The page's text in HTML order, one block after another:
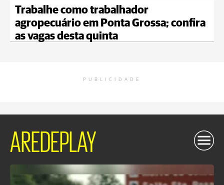
Trabalhe como trabalhador
agropecuário em Ponta Grossa; confira
as vagas desta quinta
PUBLICIDADE
AREDEPLAY